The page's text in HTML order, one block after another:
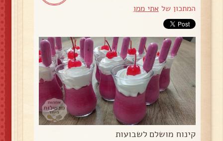
המתכון של אתי ממן
קינוח מושלם לשבועות